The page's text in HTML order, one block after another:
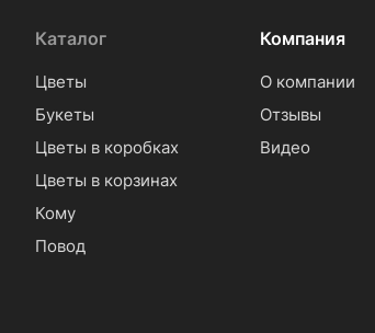
Каталог
Цветы
Букеты
Цветы в коробках
Цветы в корзинах
Кому
Повод
Компания
О компании
Отзывы
Видео